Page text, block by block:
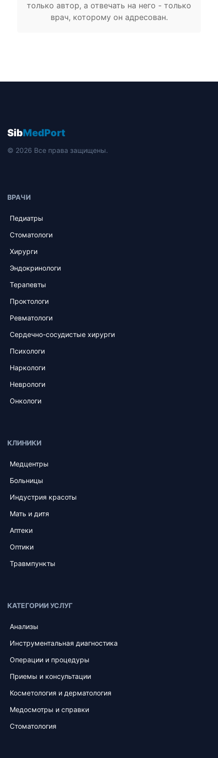
только автор, а отвечать на него - только
врач, которому он адресован.
SibMedPort
© 2026 Все права защищены.
ВРАЧИ
Педиатры
Стоматологи
Хирурги
Эндокринологи
Терапевты
Проктологи
Ревматологи
Сердечно-сосудистые хирурги
Психологи
Наркологи
Неврологи
Онкологи
КЛИНИКИ
Медцентры
Больницы
Индустрия красоты
Мать и дитя
Аптеки
Оптики
Травмпункты
КАТЕГОРИИ УСЛУГ
Анализы
Инструментальная диагностика
Операции и процедуры
Приемы и консультации
Косметология и дерматология
Медосмотры и справки
Стоматология